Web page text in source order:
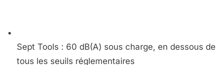
Sept Tools : 60 dB(A) sous charge, en dessous de
tous les seuils réglementaires